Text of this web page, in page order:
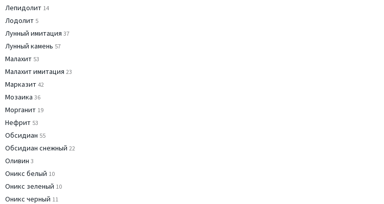
Лепидолит 14
Лодолит 5
Лунный имитация 37
Лунный камень 57
Малахит 53
Малахит имитация 23
Марказит 42
Мозаика 36
Морганит 19
Нефрит 53
Обсидиан 55
Обсидиан снежный 22
Оливин 3
Оникс белый 10
Оникс зеленый 10
Оникс черный 11